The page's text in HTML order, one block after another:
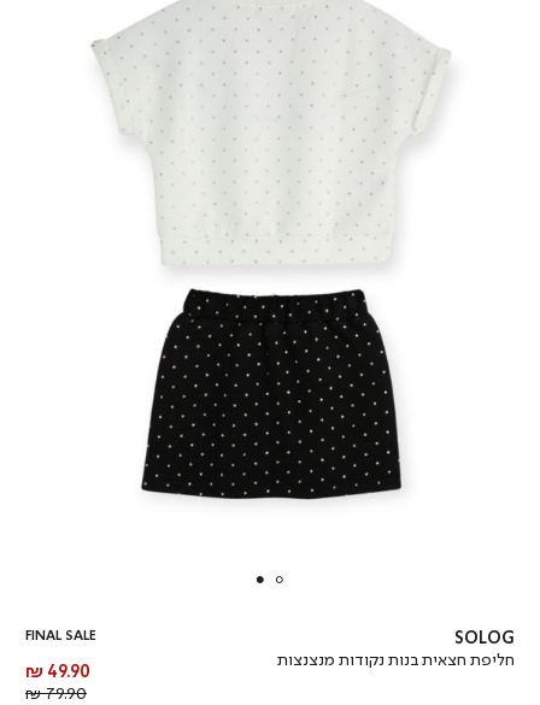
SOLOG
חליפת חצאית בנות נקודות מנצנצות
FINAL SALE
מחיר
מוצר
49.90 ₪
79.90 ₪